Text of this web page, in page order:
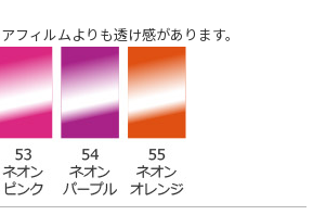
フィルムよりも透け感があります。